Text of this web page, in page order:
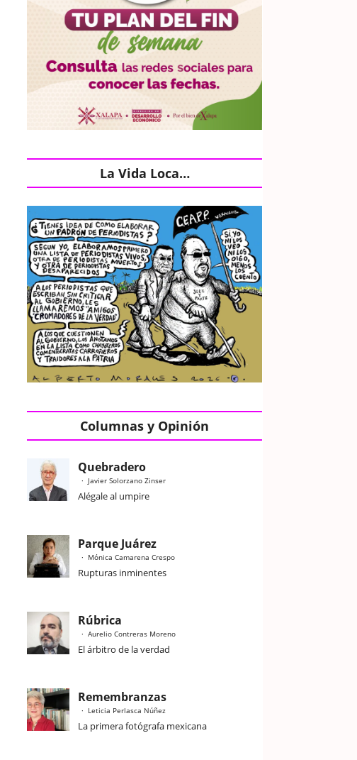
La Vida Loca…
Columnas y Opinión
Quebradero
Javier Solorzano Zinser
Alégale al umpire
Parque Juárez
Mónica Camarena Crespo
Rupturas inminentes
Rúbrica
Aurelio Contreras Moreno
El árbitro de la verdad
Remembranzas
Leticia Perlasca Núñez
La primera fotógrafa mexicana